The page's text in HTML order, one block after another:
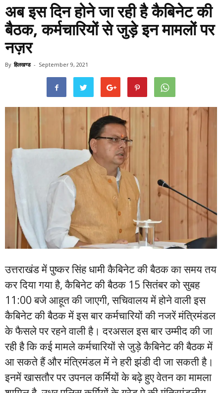
अब इस दिन होने जा रही है कैबिनेट की
बैठक, कर्मचारियों से जुड़े इन मामलों पर
नज़र
By हिलखण्ड - September 9, 2021
उत्तराखंड में पुष्कर सिंह धामी कैबिनेट की बैठक का समय तय
कर दिया गया है, कैबिनेट की बैठक 15 सितंबर को सुबह
11:00 बजे आहूत की जाएगी, सचिवालय में होने वाली इस
कैबिनेट की बैठक में इस बार कर्मचारियों की नजरें मंत्रिमंडल
के फैसले पर रहने वाली है। दरअसल इस बार उम्मीद की जा
रही है कि कई मामले कर्मचारियों से जुड़े कैबिनेट की बैठक में
आ सकते हैं और मंत्रिमंडल में ने हरी झंडी दी जा सकती है।
इनमें खासतौर पर उपनल कर्मियों के बढ़े हुए वेतन का मामला